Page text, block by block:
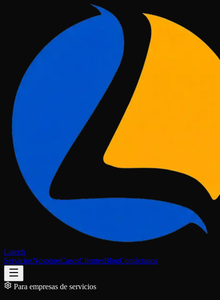
Latech
ServiciosNosotrosCasosClientesBlogContáctanos
Para empresas de servicios